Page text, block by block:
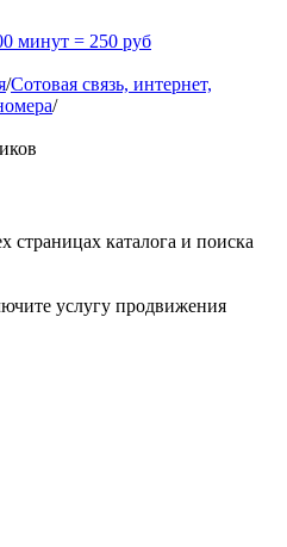
минут = 250 руб
/Сотовая связь, интернет,
/
страницах каталога и поиска
услугу продвижения